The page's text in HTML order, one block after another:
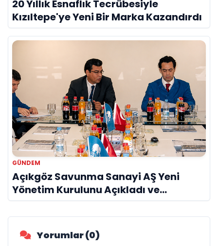
20 Yıllık Esnaflık Tecrübesiyle
Kızıltepe'ye Yeni Bir Marka Kazandırdı
GÜNDEM
Açıkgöz Savunma Sanayi AŞ Yeni
Yönetim Kurulunu Açıkladı ve
Savunma Sanayinde Küresel Vizyon
Vurgusu
Yorumlar (0)